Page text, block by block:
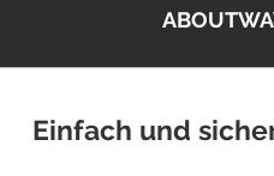
Einfach und